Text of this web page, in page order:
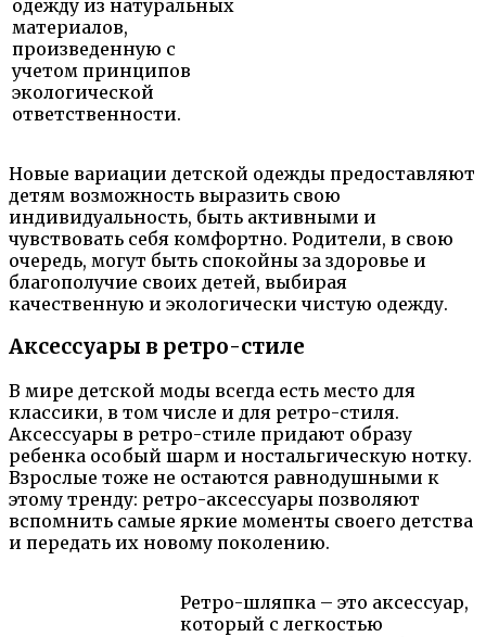
одежду из натуральных
материалов,
произведенную с
учетом принципов
экологической
ответственности.
Новые вариации детской одежды предоставляют
детям возможность выразить свою
индивидуальность, быть активными и
чувствовать себя комфортно. Родители, в свою
очередь, могут быть спокойны за здоровье и
благополучие своих детей, выбирая
качественную и экологически чистую одежду.
Аксессуары в ретро-стиле
В мире детской моды всегда есть место для
классики, в том числе и для ретро-стиля.
Аксессуары в ретро-стиле придают образу
ребенка особый шарм и ностальгическую нотку.
Взрослые тоже не остаются равнодушными к
этому тренду: ретро-аксессуары позволяют
вспомнить самые яркие моменты своего детства
и передать их новому поколению.
Ретро-шляпка – это аксессуар,
который с легкостью